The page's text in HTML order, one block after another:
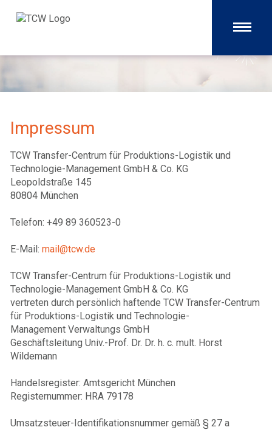
Impressum
TCW Transfer-Centrum für Produktions-Logistik und
Technologie-Management GmbH & Co. KG
Leopoldstraße 145
80804 München
Telefon: +49 89 360523-0
E-Mail: mail@tcw.de
TCW Transfer-Centrum für Produktions-Logistik und
Technologie-Management GmbH & Co. KG
vertreten durch persönlich haftende TCW Transfer-Centrum
für Produktions-Logistik und Technologie-
Management Verwaltungs GmbH
Geschäftsleitung Univ.-Prof. Dr. Dr. h. c. mult. Horst
Wildemann
Handelsregister: Amtsgericht München
Registernummer: HRA 79178
Umsatzsteuer-Identifikationsnummer gemäß § 27 a